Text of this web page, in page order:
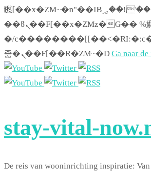
矁[��x�ZM~�n"��IB؃��!'����Тѕ��+��(m��IK�ʭ�/|
��ϐܢ��F[��x�ZMz�G�� %嬩
�/
졾�ܢ��F[��R�ZM~�D Ga naar
stay-vital-
De reis van wooninrichting inspiratie: